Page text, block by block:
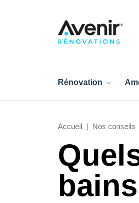
Rénovation
Accueil Nos conseils